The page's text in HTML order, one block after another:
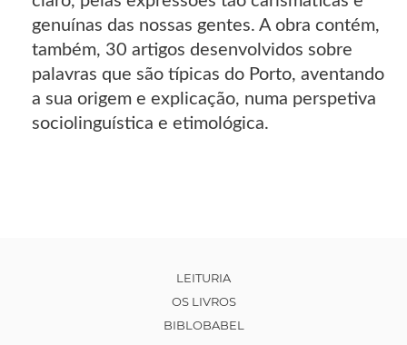
genuínas das nossas gentes. A obra contém,
também, 30 artigos desenvolvidos sobre
palavras que são típicas do Porto, aventando
a sua origem e explicação, numa perspetiva
sociolinguística e etimológica.
LEITURIA
OS LIVROS
BIBLOBABEL